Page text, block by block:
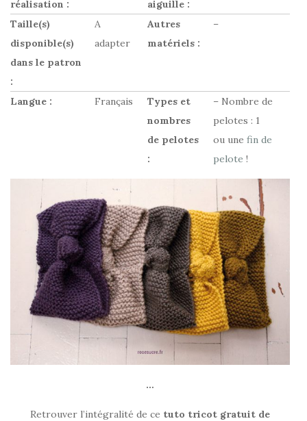
réalisation :
aiguille :
Taille(s)
disponible(s)
dans le patron
:
A
adapter
Autres
matériels :
–
Langue : Français
Types et
nombres
de pelotes
:
– Nombre de
pelotes : 1
ou une fin de
pelote !
…
Retrouver l’intégralité de ce tuto tricot gratuit de